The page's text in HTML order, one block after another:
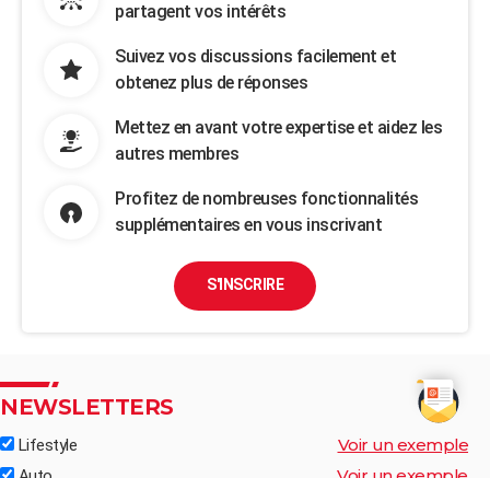
partagent vos intérêts
Suivez vos discussions facilement et
obtenez plus de réponses
Mettez en avant votre expertise et aidez les
autres membres
Profitez de nombreuses fonctionnalités
supplémentaires en vous inscrivant
S'INSCRIRE
NEWSLETTERS
Lifestyle Voir un exemple